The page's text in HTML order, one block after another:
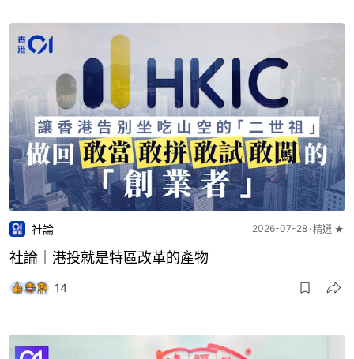
社論 2026-07-28 精選 ★
社論｜港投就是特區改革的產物
14